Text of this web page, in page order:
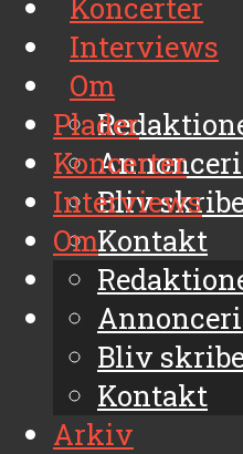
Interviews
Om
Bliv
Kontakt
Arkiv
Plader
Koncerter
Interviews
Om
Bliv
Kontakt
Arkiv